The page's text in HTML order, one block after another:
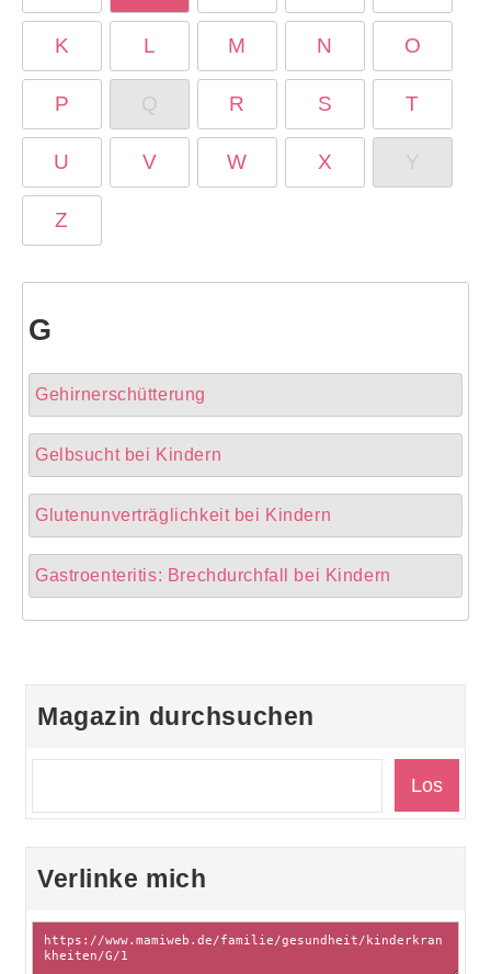
K L M N O
P Q R S T
U V W X Y
Z
G
Gehirnerschütterung
Gelbsucht bei Kindern
Glutenunverträglichkeit bei Kindern
Gastroenteritis: Brechdurchfall bei Kindern
Magazin durchsuchen
Verlinke mich